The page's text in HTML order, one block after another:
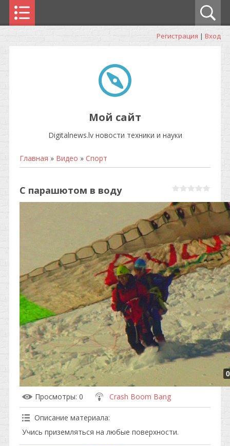
Регистрация | Вход
Мой сайт
Digitalnews.lv новости техники и науки
Главная » Видео » Спорт
С парашютом в воду
Просмотры: 0 Crash Boom Bang
Описание материала:
Учись приземляться на любые поверхности.